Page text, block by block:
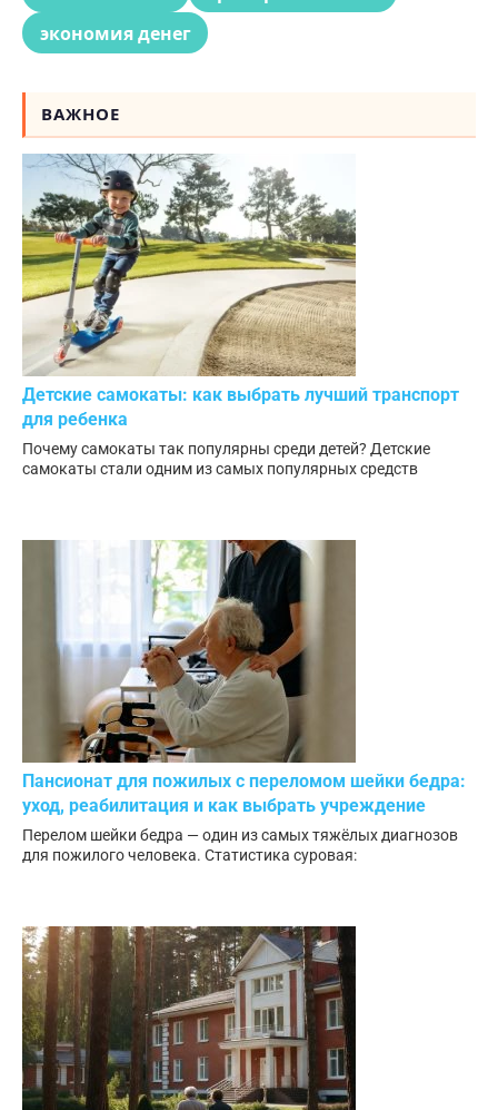
экономия денег
ВАЖНОЕ
Детские самокаты: как выбрать лучший транспорт
для ребенка
Почему самокаты так популярны среди детей? Детские
самокаты стали одним из самых популярных средств
Пансионат для пожилых с переломом шейки бедра:
уход, реабилитация и как выбрать учреждение
Перелом шейки бедра — один из самых тяжёлых диагнозов
для пожилого человека. Статистика суровая: